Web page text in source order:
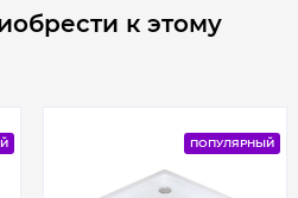
к этому
ПОПУЛЯРНЫЙ